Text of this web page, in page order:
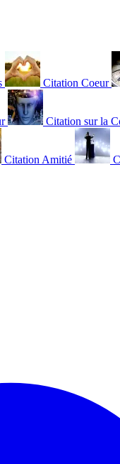
Citation Coeur
Citation sur la
Citation Amitié